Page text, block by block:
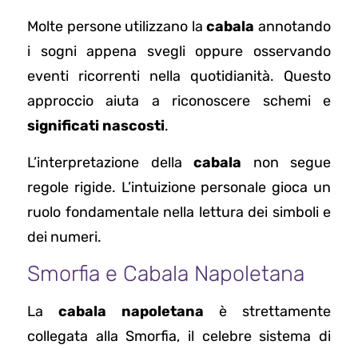
Molte persone utilizzano lacabalaannotando
i sogni appena svegli oppure osservando
eventi ricorrenti nella quotidianità. Questo
approccio aiuta a riconoscere schemi e
significati nascosti.
L’interpretazione della cabala non segue
regole rigide. L’intuizione personale gioca un
ruolo fondamentale nella lettura dei simboli e
dei numeri.
Smorfia e Cabala Napoletana
La cabala napoletana è strettamente
collegata alla Smorfia, il celebre sistema di